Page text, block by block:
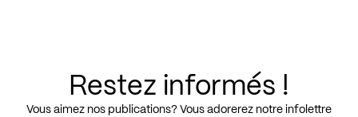
Restez informés !
Vous aimez nos publications? Vous adorerez notre infolettre